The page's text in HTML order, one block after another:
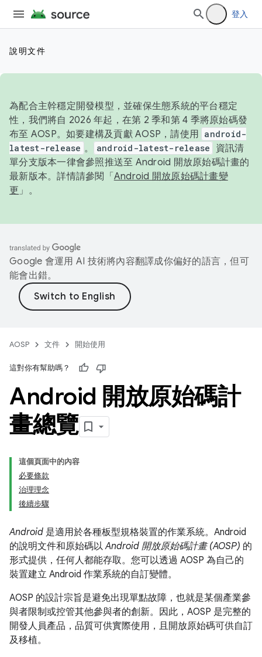
登入
說明文件
為配合主幹穩定開發模型，並確保生態系統的平台穩定
性，我們將自 2026 年起，在第 2 季和第 4 季將原始碼發
布至 AOSP。如要建構及貢獻 AOSP，請使用 android-
latest-release 。 android-latest-release
資訊清
單分支版本一律會參照推送至 Android 開放原始碼計畫的
最新版本。詳情請參閱「 Android 開放原始碼計畫變
更 」。
Google 會運用 AI 技術將內容翻譯成你偏好的語言，但可
能會出錯。
AOSP 文件 開始使用
這對你有幫助嗎？
Android 開放原始碼計
畫總覽
這個頁面中的內容
必要條款
治理理念
後續步驟
Android 是適用於各種板型規格裝置的作業系統。Android
的說明文件和原始碼以Android 開放原始碼計畫 (AOSP) 的
形式提供，任何人都能存取。您可以透過 AOSP 為自己的
裝置建立 Android 作業系統的自訂變體。
AOSP 的設計宗旨是避免出現單點故障，也就是某個產業參
與者限制或控管其他參與者的創新。因此，AOSP 是完整的
開發人員產品，品質可供實際使用，且開放原始碼可供自訂
及移植。